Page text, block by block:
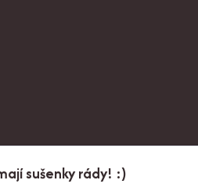
sušenky rády! :)